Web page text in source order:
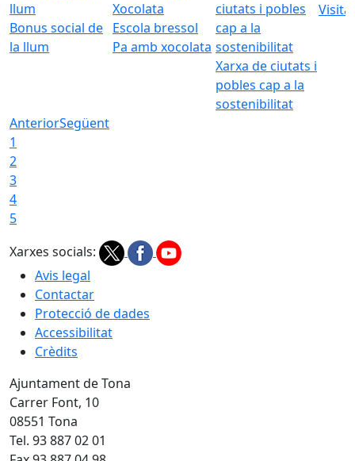
Bonus social de
la llum
Escola bressol
Pa amb xocolata
Xarxa de ciutats i
pobles cap a la
sostenibilitat
Visita
AnteriorSegüent
1
2
3
4
5
Xarxes socials:
Avis legal
Contactar
Protecció de dades
Accessibilitat
Crèdits
Ajuntament de Tona
Carrer Font, 10
08551 Tona
Tel. 93 887 02 01